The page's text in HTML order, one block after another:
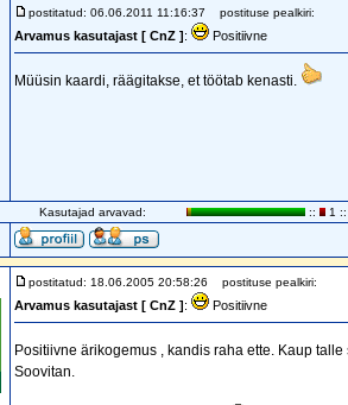
postitatud: 06.06.2011 11:16:37 postituse pealkiri:
Arvamus kasutajast [ CnZ ]: Positiivne
Müüsin kaardi, räägitakse, et töötab kenasti.
Kasutajad arvavad: :: 1 ::
postitatud: 18.06.2005 20:58:26 postituse pealkiri:
Arvamus kasutajast [ CnZ ]: Positiivne
Positiivne ärikogemus , kandis raha ette. Kaup
Soovitan.